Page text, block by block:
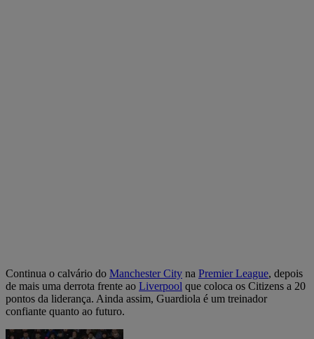
Continua o calvário do Manchester City na Premier League, depois
de mais uma derrota frente ao Liverpool que coloca os Citizens a 20
pontos da liderança. Ainda assim, Guardiola é um treinador
confiante quanto ao futuro.